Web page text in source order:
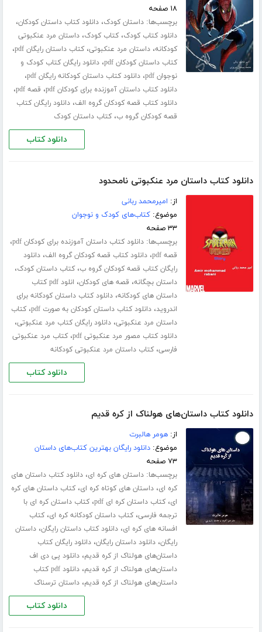
۱۸ صفحه
برچسب‌ها:داستان کودک،دانلود کتاب داستان کودکان،
دانلود کتاب کودک،کتاب کودک،داستان مرد عنکبوتی
کودکانه،داستان مرد عنکبوتی،کتاب داستان رایگان pdf ،
کتاب داستان کودکان pdf ،دانلود رایگان کتاب کودک و
نوجوان pdf
،دانلود کتاب داستان کودکانه رایگان pdf ،
دانلود کتاب داستان آموزنده برای کودکان pdf ، قصه pdf ،
دانلود کتاب قصه کودکان گروه الف،دانلود رایگان کتاب
قصه کودکان گروه ب،کتاب داستان کودک
دانلود کتاب
دانلود کتاب داستان مرد عنکبوتی نامحدود
از: امیرمحمد ربانی
موضوع:کتاب‌های کودک و نوجوان
۳۳ صفحه
برچسب‌ها:دانلود کتاب داستان آموزنده برای کودکان pdf ،
قصه pdf ،دانلود کتاب قصه کودکان گروه الف،دانلود
رایگان کتاب قصه کودکان گروه ب،کتاب داستان کودک،
داستان بچگانه، قصه های کودکان،
انلود pdf کتاب
داستان های کودکانه،دانلود کتاب داستان کودکانه برای
اندروید،دانلود کتاب داستان کودکان به صورت pdf ،کتاب
داستان مرد عنکبوتی،دانلود رایگان کتاب مرد عنکبوتی،
دانلود کتاب مصور مرد عنکبوتی pdf ،کتاب مرد عنکبوتی
فارسی،کتاب داستان مرد عنکبوتی کودکانه
دانلود کتاب
دانلود کتاب داستان‌های هولناک از کره قدیم
از:هومر هالبرت
موضوع:دانلود رایگان بهترین کتاب‌های داستان
۷۳ صفحه
برچسب‌ها:داستان های کره ای،دانلود کتاب داستان های
کره ای،داستان های کوتاه کره ای،کتاب داستان های کره
ای،کتاب داستان کره ای pdf ،کتاب داستان کره ای با
ترجمه فارسی،کتاب داستان کودکانه کره ای،کتاب
افسانه های کره ای،دانلود کتاب داستان رایگان،داستان
رایگان،دانلود داستان رایگان،دانلود رایگان کتاب
داستان‌های هولناک از کره قدیم،دانلود پی دی اف
داستان‌های هولناک از کره قدیم،
دانلود pdf کتاب
داستان‌های هولناک از کره قدیم،داستان ترسناک
دانلود کتاب